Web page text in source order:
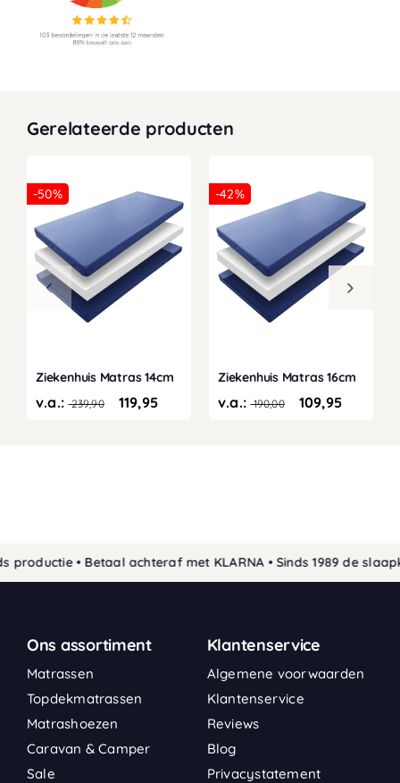
Gerelateerde producten
-50%
Ziekenhuis Matras 14cm
v.a.:239,90 119,95
-42%
Ziekenhuis Matras 16cm
v.a.:190,00 109,95
• Betaal achteraf met KLARNA • Sinds 1989 de
Ons assortiment
Matrassen
Topdekmatrassen
Matrashoezen
Caravan & Camper
Sale
Klantenservice
Algemene voorwaarden
Klantenservice
Reviews
Blog
Privacystatement